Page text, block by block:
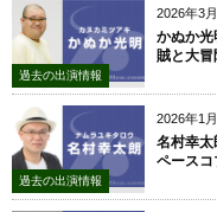
2026年3
過去の出演情報
かぬか
賊と大冒
2026年1
過去の出演情報
名村幸
ペースコ